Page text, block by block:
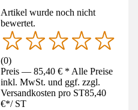
Artikel wurde noch nicht
bewertet.
(0)
Preis — 85,40 € * Alle Preise
inkl. MwSt. und ggf. zzgl.
Versandkosten pro ST85,40
€*/ ST